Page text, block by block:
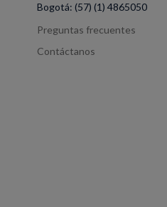
Bogotá: (57) (1) 4865050
Preguntas frecuentes
Contáctanos